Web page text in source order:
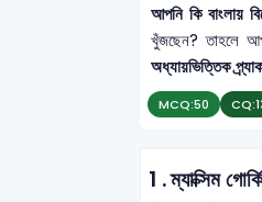
আপনি কি বাংলায়
খুঁজছেন? তাহলে
অধ্যায়ভিত্তিক
MCQ:50 CQ:
1 .ম্যাক্সিম